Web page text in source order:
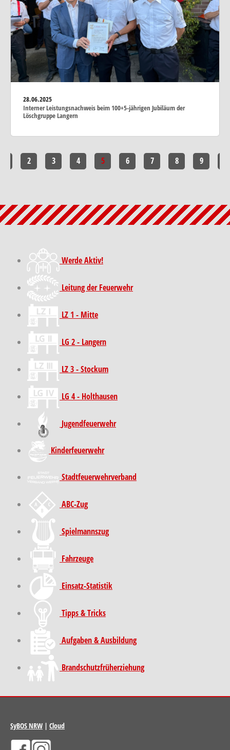
28.06.2025
Interner Leistungsnachweis beim 100+5-jährigen Jubiläum der
Löschgruppe Langern
2 3 4 5 6 7 8 9
Werde Aktiv!
Leitung der Feuerwehr
LZ 1 - Mitte
LG 2 - Langern
LZ 3 - Stockum
LG 4 - Holthausen
Jugendfeuerwehr
Kinder­feuer­wehr
Stadt­feuer­wehr­verband
ABC-Zug
Spielmannszug
Fahrzeuge
Einsatz-Statistik
Tipps & Tricks
Aufgaben & Ausbildung
Brand­schutz­früh­erziehung
SyBOS NRW | Cloud